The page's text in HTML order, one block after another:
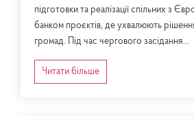
підготовки та реалізації спільних з
банком проєктів, де ухвалюють
громад. Під час чергового засідання...
Читати більше